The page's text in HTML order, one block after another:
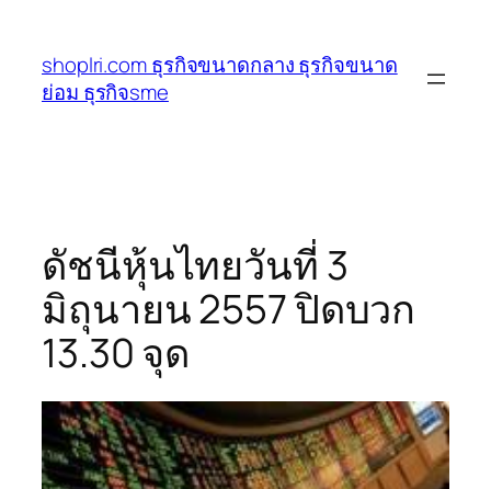
เนื้อหา
shoplri.com ธุรกิจขนาดกลาง ธุรกิจขนาด
ย่อม ธุรกิจsme
ดัชนีหุ้นไทยวันที่ 3
มิถุนายน 2557 ปิดบวก
13.30 จุด